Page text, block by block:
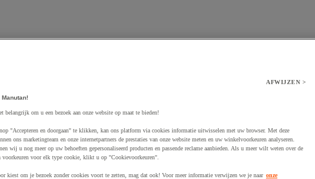
aan winkelwagen
AFWIJZEN >
belangrijk om u een bezoek aan onze website op maat te bieden!
"Accepteren en doorgaan" te klikken, kan ons platform via cookies informatie uitwisselen met uw browser. Met deze
ons marketingteam en onze internetpartners de prestaties van onze website meten en uw winkelvoorkeuren analyseren.
wij u nog meer op uw behoeften gepersonaliseerd producten en passende reclame aanbieden. Als u meer wilt weten over de
voorkeuren voor elk type cookie, klikt u op "Cookievoorkeuren".
kiest om je bezoek zonder cookies voort te zetten, mag dat ook! Voor meer informatie verwijzen we je naar onze